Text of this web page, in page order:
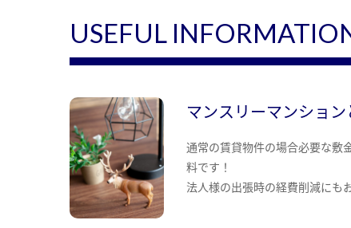
USEFUL
マンスリーマンション
通常の賃貸物件の場合必要な敷
料です！
法人様の出張時の経費削減にも